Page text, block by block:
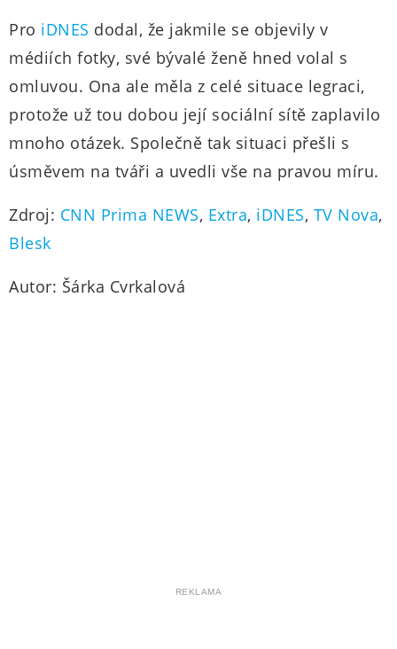
Pro iDNES dodal, že jakmile se objevily v
médiích fotky, své bývalé ženě hned volal s
omluvou. Ona ale měla z celé situace legraci,
protože už tou dobou její sociální sítě zaplavilo
mnoho otázek. Společně tak situaci přešli s
úsměvem na tváři a uvedli vše na pravou míru.
Zdroj: CNN Prima NEWS, Extra, iDNES, TV Nova,
Blesk
Autor: Šárka Cvrkalová
REKLAMA